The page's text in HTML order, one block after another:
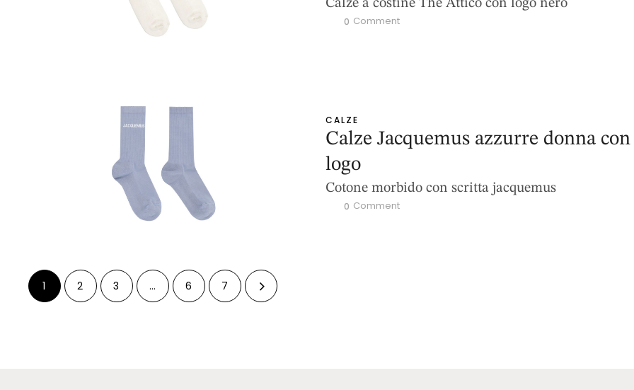
Calze a costine The Attico con logo nero
0 Comment
CALZE
Calze Jacquemus azzurre donna con
logo
Cotone morbido con scritta jacquemus
0 Comment
1 2 3 … 6 7